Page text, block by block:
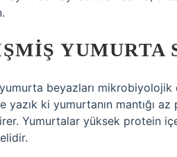
beyazları
yazık ki yumurtanın mantığı
Yumurtalar yüksek protein